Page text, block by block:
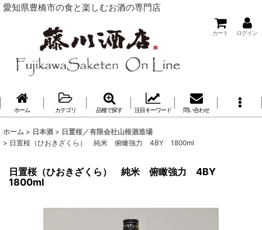
愛知県豊橋市の食と楽しむお酒の専門店
カート ログイン
ホーム カテゴリ 品種で探す 注目キーワード 問い合わせ
ホーム > 日本酒 > 日置桜／有限会社山根酒造場
> 日置桜（ひおきざくら） 純米 俯瞰強力 4BY 1800ml
日置桜（ひおきざくら） 純米 俯瞰強力 4BY
1800ml